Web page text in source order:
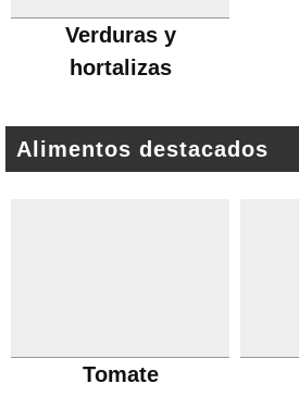
Verduras y
hortalizas
Alimentos destacados
Tomate